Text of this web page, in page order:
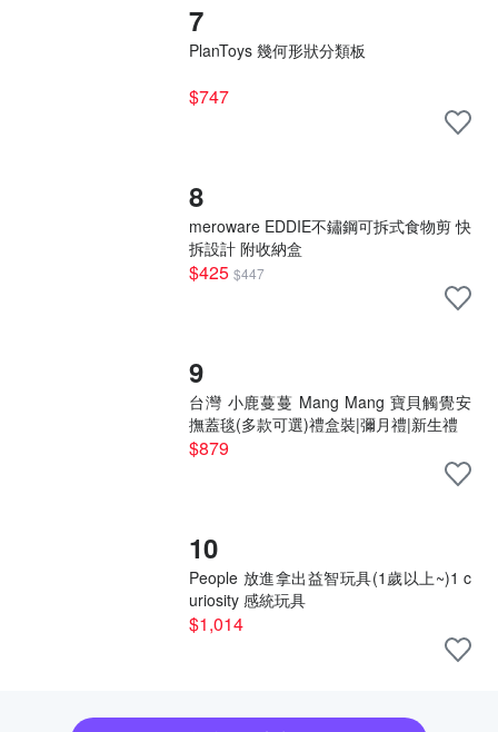
7
PlanToys 幾何形狀分類板
$747
8
meroware EDDIE不鏽鋼可拆式食物剪 快
拆設計 附收納盒
$425 $447
9
台灣 小鹿蔓蔓 Mang Mang 寶貝觸覺安
撫蓋毯(多款可選)禮盒裝|彌月禮|新生禮
$879
10
People 放進拿出益智玩具(1歲以上~)1 c
uriosity 感統玩具
$1,014